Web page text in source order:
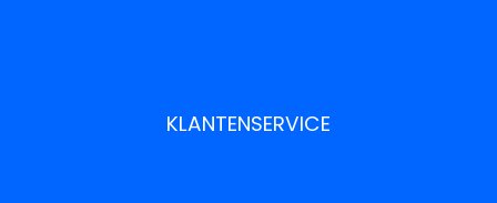
KLANTENSERVICE